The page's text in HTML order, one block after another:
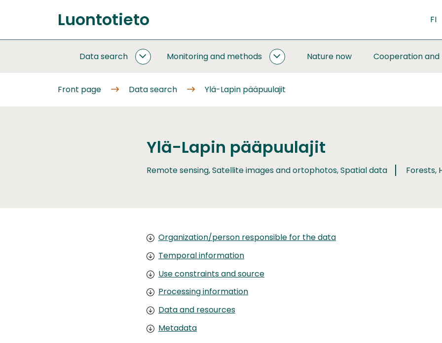
to
content
Front
Luontotieto FI
Data search
DATA
Monitoring and methods
MONITORING
SUBPAGES
Nature now Cooperation
Front page Data search Ylä-Lapin pääpuulajit
Ylä-Lapin pääpuulajit
Remote sensing, Satellite images and ortophotos, Spatial data Forests,
Organization/person responsible for the data
Temporal information
Use constraints and source
Processing information
Data and resources
Metadata